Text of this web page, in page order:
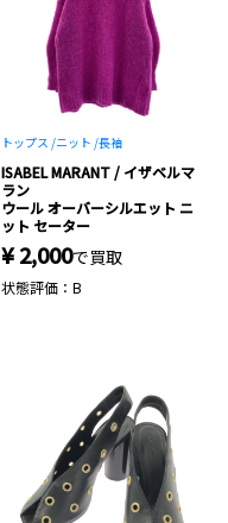
トップス /ニット /長袖
ISABEL MARANT / イザベルマ
ラン
ウール オーバーシルエット ニ
ット セーター
¥ 2,000で買取
状態評価：B